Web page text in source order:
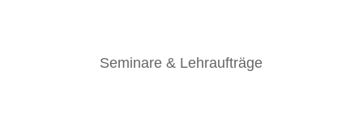
Seminare & Lehraufträge